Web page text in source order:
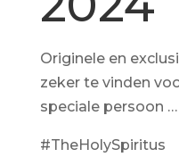
Originele en
zeker te vinden
speciale persoon …
#TheHolySpiritus